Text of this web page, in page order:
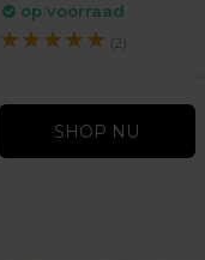
op voorraad
★★★★★ (2)
SHOP NU